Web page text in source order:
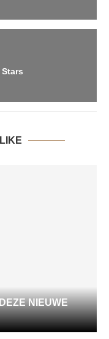
NIEUWE